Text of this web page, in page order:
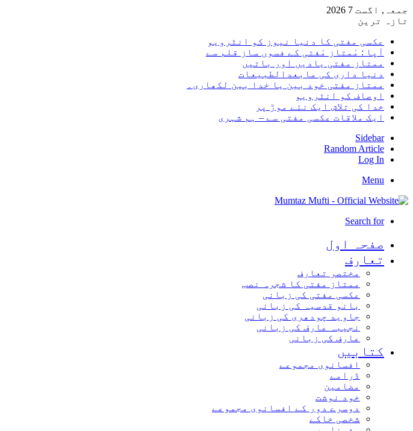
جمعہ, اگست 7 2026
تازہ ترین
عکسی مفتی کا دنیا نیوز کو انٹرویو
آپا : مْمتاز مْفتی کے فسوں ساز قلم سے
ممتاز مفتی یادیں اور باتیں
دنیا داری کی مابعدالطبیعات
ممتاز مفتی خود بین یا خدا بین لکھاری۔
اوصاف کو انٹرویو
خدا کی تلاش ایک نئے موڑ پر
ایک ملاقات عکسی مفتی سے – ہم شہری
Sidebar
Random Article
Log In
Menu
Search for
صفحہ اول
تعارف
مختصر تعارف
ممتاز مفتی کا شجرہ نصب
عکسی مفتی کی زبانی
بانو قدسیہ کی زبانی
جاوید چودھری کی زبانی
نجیبہ عارف کی زبانی
عارف کی زبانی
کتابیں
افسانوی مجموعے
ڈرامے
مضامین
خود نوشت
دوسرے دور کے افسانوی مجموعے
شخصی خاکے